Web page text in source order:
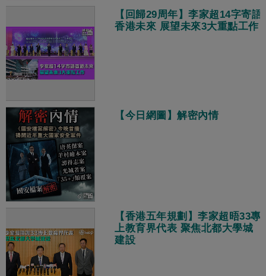
【回歸29周年】李家超14字寄語
香港未來 展望未來3大重點工作
【今日網圖】解密內情
【香港五年規劃】李家超晤33專
上教育界代表 聚焦北都大學城
建設